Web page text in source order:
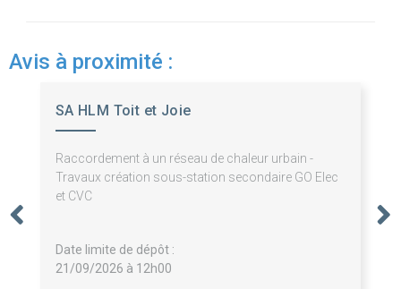
Avis à proximité :
SA HLM Toit et Joie
Raccordement à un réseau de chaleur urbain -
Travaux création sous-station secondaire GO Elec
et CVC
Date limite de dépôt :
21/09/2026 à 12h00